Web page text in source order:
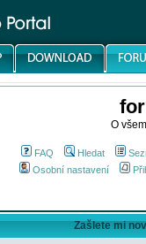
O
FAQ Hledat
Osobní nastavení
Zašlete mi